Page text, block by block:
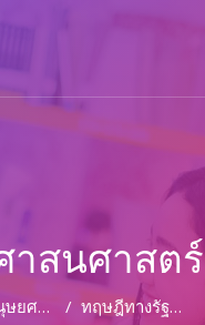
าสนศาสตร์
สังคมศาสตร์ ทฤษฎีทางรัฐประศาสนศาสตร์